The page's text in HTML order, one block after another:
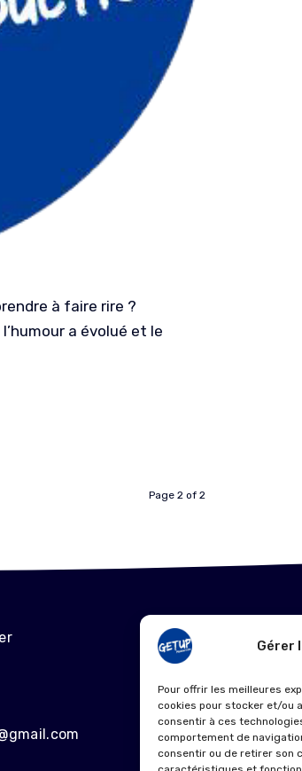
Gérer
Pour offrir les meilleures
cookies pour stocker et/ou
consentir à ces
comportement de
consentir ou de retirer son
à faire rire ?
a évolué et le
Page 2 of 2